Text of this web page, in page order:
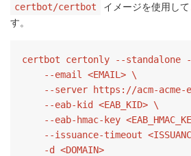
certbot/certbot
イメージを使用し
す。
certbot certonly --
    --email <EMAIL> \
--server https://acm-
    --eab-kid <EAB_KID> \
--eab-hmac-key
--issuance-timeout
    -d <DOMAIN>